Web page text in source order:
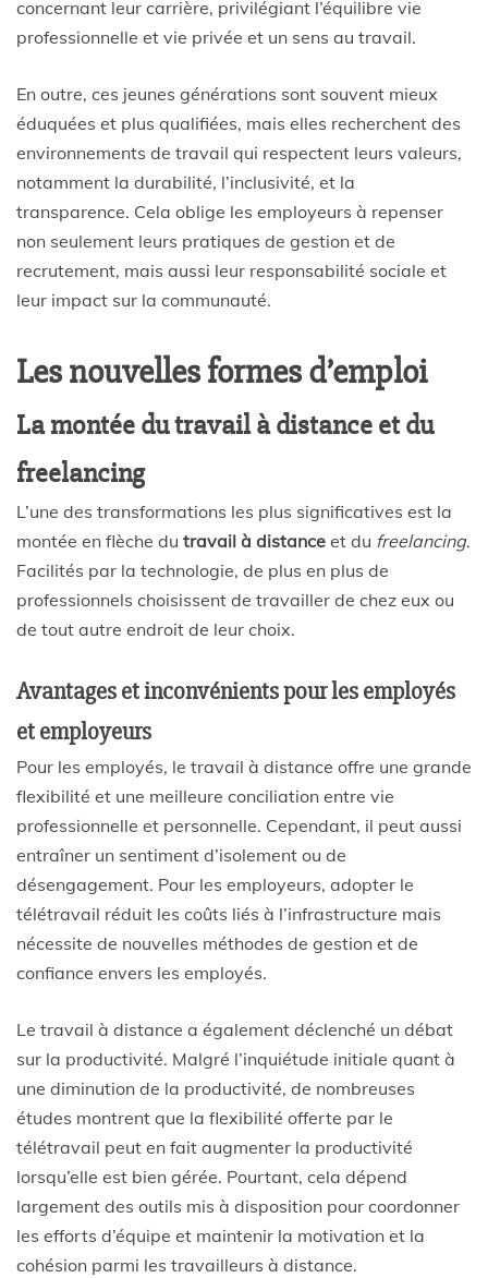
concernant leur carrière, privilégiant l’équilibre vie
professionnelle et vie privée et un sens au travail.
En outre, ces jeunes générations sont souvent mieux
éduquées et plus qualifiées, mais elles recherchent des
environnements de travail qui respectent leurs valeurs,
notamment la durabilité, l’inclusivité, et la
transparence. Cela oblige les employeurs à repenser
non seulement leurs pratiques de gestion et de
recrutement, mais aussi leur responsabilité sociale et
leur impact sur la communauté.
Les nouvelles formes d’emploi
La montée du travail à distance et du
freelancing
L’une des transformations les plus significatives est la
montée en flèche du travail à distance et du freelancing.
Facilités par la technologie, de plus en plus de
professionnels choisissent de travailler de chez eux ou
de tout autre endroit de leur choix.
Avantages et inconvénients pour les employés
et employeurs
Pour les employés, le travail à distance offre une grande
flexibilité et une meilleure conciliation entre vie
professionnelle et personnelle. Cependant, il peut aussi
entraîner un sentiment d’isolement ou de
désengagement. Pour les employeurs, adopter le
télétravail réduit les coûts liés à l’infrastructure mais
nécessite de nouvelles méthodes de gestion et de
confiance envers les employés.
Le travail à distance a également déclenché un débat
sur la productivité. Malgré l’inquiétude initiale quant à
une diminution de la productivité, de nombreuses
études montrent que la flexibilité offerte par le
télétravail peut en fait augmenter la productivité
lorsqu’elle est bien gérée. Pourtant, cela dépend
largement des outils mis à disposition pour coordonner
les efforts d’équipe et maintenir la motivation et la
cohésion parmi les travailleurs à distance.